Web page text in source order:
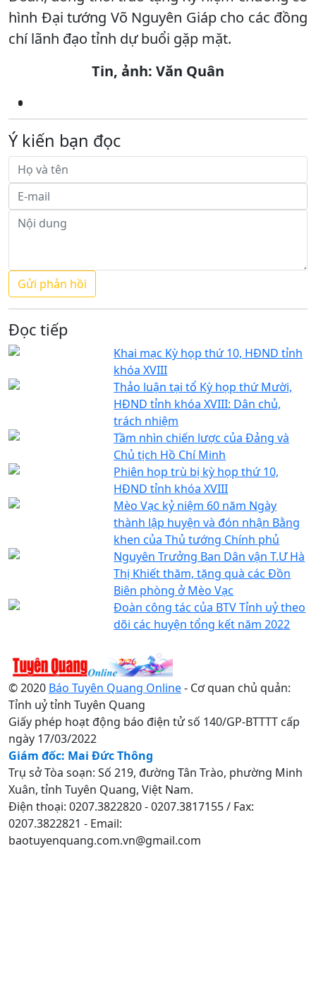
hình Đại tướng Võ Nguyên Giáp cho các đồng
chí lãnh đạo tỉnh dự buổi gặp mặt.
Tin, ảnh: Văn Quân
Ý kiến bạn đọc
Đọc tiếp
Khai mạc Kỳ họp thứ 10, HĐND tỉnh
khóa XVIII
Thảo luận tại tổ Kỳ họp thứ Mười,
HĐND tỉnh khóa XVIII: Dân chủ,
trách nhiệm
Tầm nhìn chiến lược của Đảng và
Chủ tịch Hồ Chí Minh
Phiên họp trù bị kỳ họp thứ 10,
HĐND tỉnh khóa XVIII
Mèo Vạc kỷ niệm 60 năm Ngày
thành lập huyện và đón nhận Bằng
khen của Thủ tướng Chính phủ
Nguyên Trưởng Ban Dân vận T.Ư Hà
Thị Khiết thăm, tặng quà các Đồn
Biên phòng ở Mèo Vạc
Đoàn công tác của BTV Tỉnh uỷ theo
dõi các huyện tổng kết năm 2022
© 2020 Báo Tuyên Quang Online- Cơ quan chủ quản:
Tỉnh uỷ tỉnh Tuyên Quang
Giấy phép hoạt động báo điện tử số 140/GP-BTTTT cấp
ngày 17/03/2022
Giám đốc: Mai Đức Thông
Trụ sở Tòa soạn: Số 219, đường Tân Trào, phường Minh
Xuân, tỉnh Tuyên Quang, Việt Nam.
Điện thoại: 0207.3822820 - 0207.3817155 / Fax:
0207.3822821 - Email:
baotuyenquang.com.vn@gmail.com